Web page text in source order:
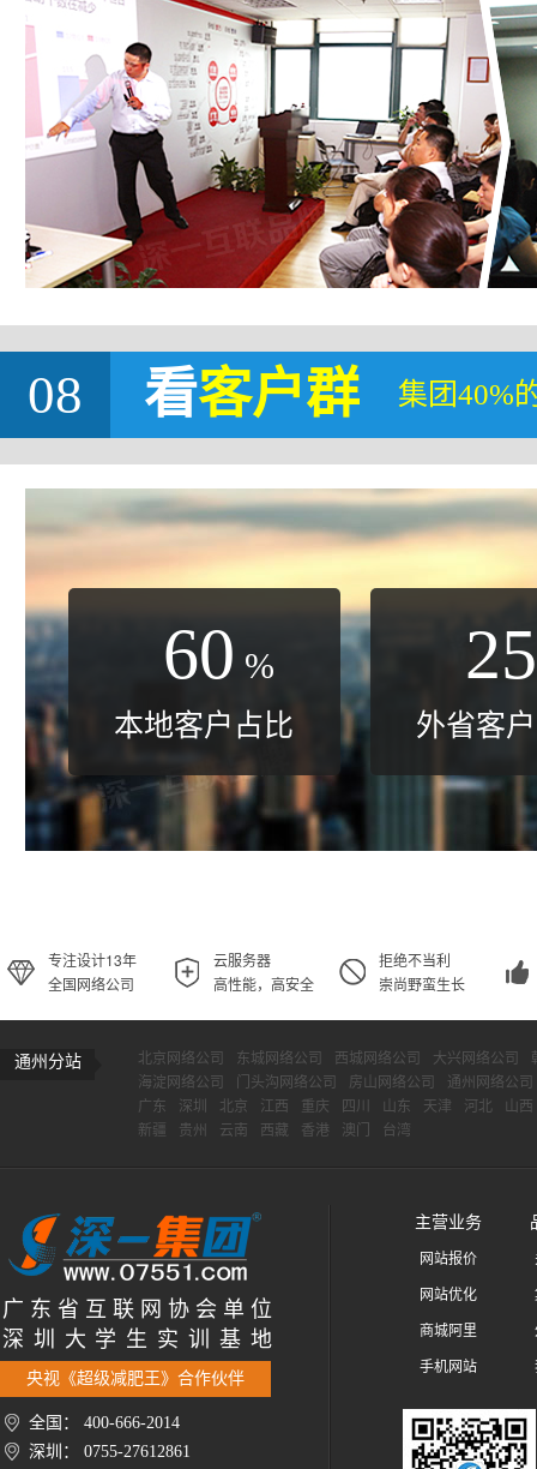
08 看客户群 集团40%
60 %
本地客户占比
25
外省客
专注设计13年
全国网络公司
云服务器
高性能，高安全
拒绝不当利
崇尚野蛮生长
通州分站 北京网络公司 东城网络公司 西城网络公司 大兴网络公司
海淀网络公司
门头沟网络公司 房山网络公司
通州网络公司
广东
深圳 北京 江西 重庆 四川 山东 天津 河北
山西
新疆
贵州 云南 西藏 香港 澳门 台湾
广 东 省 互 联 网 协 会 单 位
深 圳 大 学 生 实 训 基 地
央视《超级减肥王》合作伙伴
全国： 400-666-2014
深圳： 0755-27612861
主营业务
网站报价
网站优化
商城阿里
手机网站